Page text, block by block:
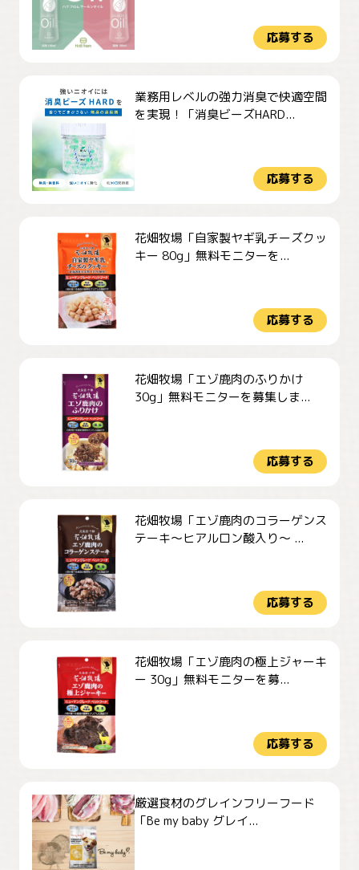
応募する
業務用レベルの強力消臭で快適空間
を実現！「消臭ビーズHARD...
応募する
花畑牧場「自家製ヤギ乳チーズクッ
キー 80g」無料モニターを...
応募する
花畑牧場「エゾ鹿肉のふりかけ
30g」無料モニターを募集しま...
応募する
花畑牧場「エゾ鹿肉のコラーゲンス
テーキ～ヒアルロン酸入り～ ...
応募する
花畑牧場「エゾ鹿肉の極上ジャーキ
ー 30g」無料モニターを募...
応募する
厳選食材のグレインフリーフード
「Be my baby グレイ...